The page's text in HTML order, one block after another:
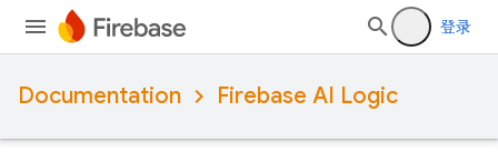
登录
Documentation Firebase AI Logic